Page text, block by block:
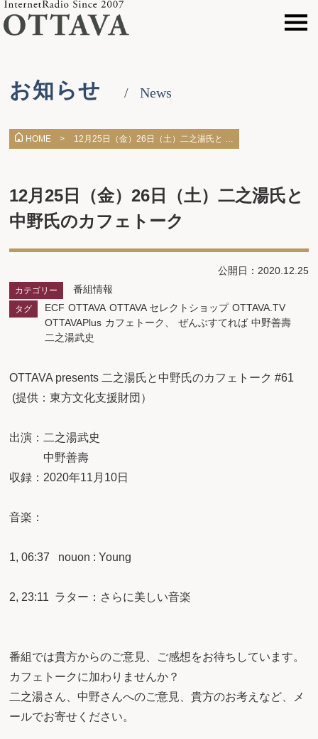
お知らせ News
HOME > 12月25日（金）26日（土）二之湯氏と …
12月25日（金）26日（土）二之湯氏と
中野氏のカフェトーク
公開日：2020.12.25
カテゴリー 番組情報
タグ ECF OTTAVA OTTAVA セレクトショップ OTTAVA.TV
OTTAVAPlus カフェトーク、 ぜんぶすてれば 中野善壽
二之湯武史
OTTAVA presents 二之湯氏と中野氏のカフェトーク #61
(提供：東方文化支援財団）
出演：二之湯武史
中野善壽
収録：2020年11月10日
音楽：
1, 06:37 nouon : Young
2, 23:11 ラター：さらに美しい音楽
番組では貴方からのご意見、ご感想をお待ちしています。
カフェトークに加わりませんか？
二之湯さん、中野さんへのご意見、貴方のお考えなど、メ
ールでお寄せください。